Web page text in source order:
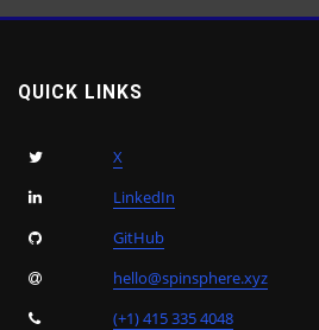
QUICK LINKS
X
LinkedIn
GitHub
hello@spinsphere.xyz
(+1) 415 335 4048